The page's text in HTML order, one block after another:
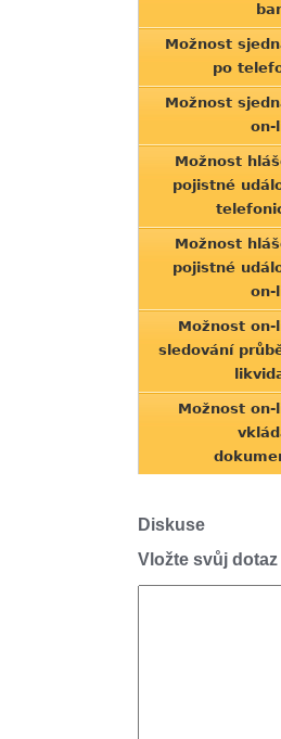
Možnost
po
Možnost
on-
Možnost
pojistné
Možnost
pojistné
on-
Možnost on-
sledování
Možnost on-
Diskuse
Vložte svůj dotaz